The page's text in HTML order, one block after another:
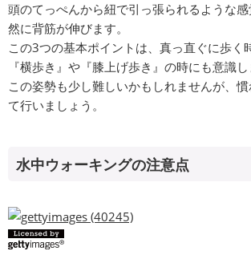
頭のてっぺんから紐で引っ張られるような
然に背筋が伸びます。
この3つの基本ポイントは、真っ直ぐに歩く
『横歩き』や『膝上げ歩き』の時にも意識
この姿勢も少し難しいかもしれませんが、
て行いましょう。
水中ウォーキングの注意点